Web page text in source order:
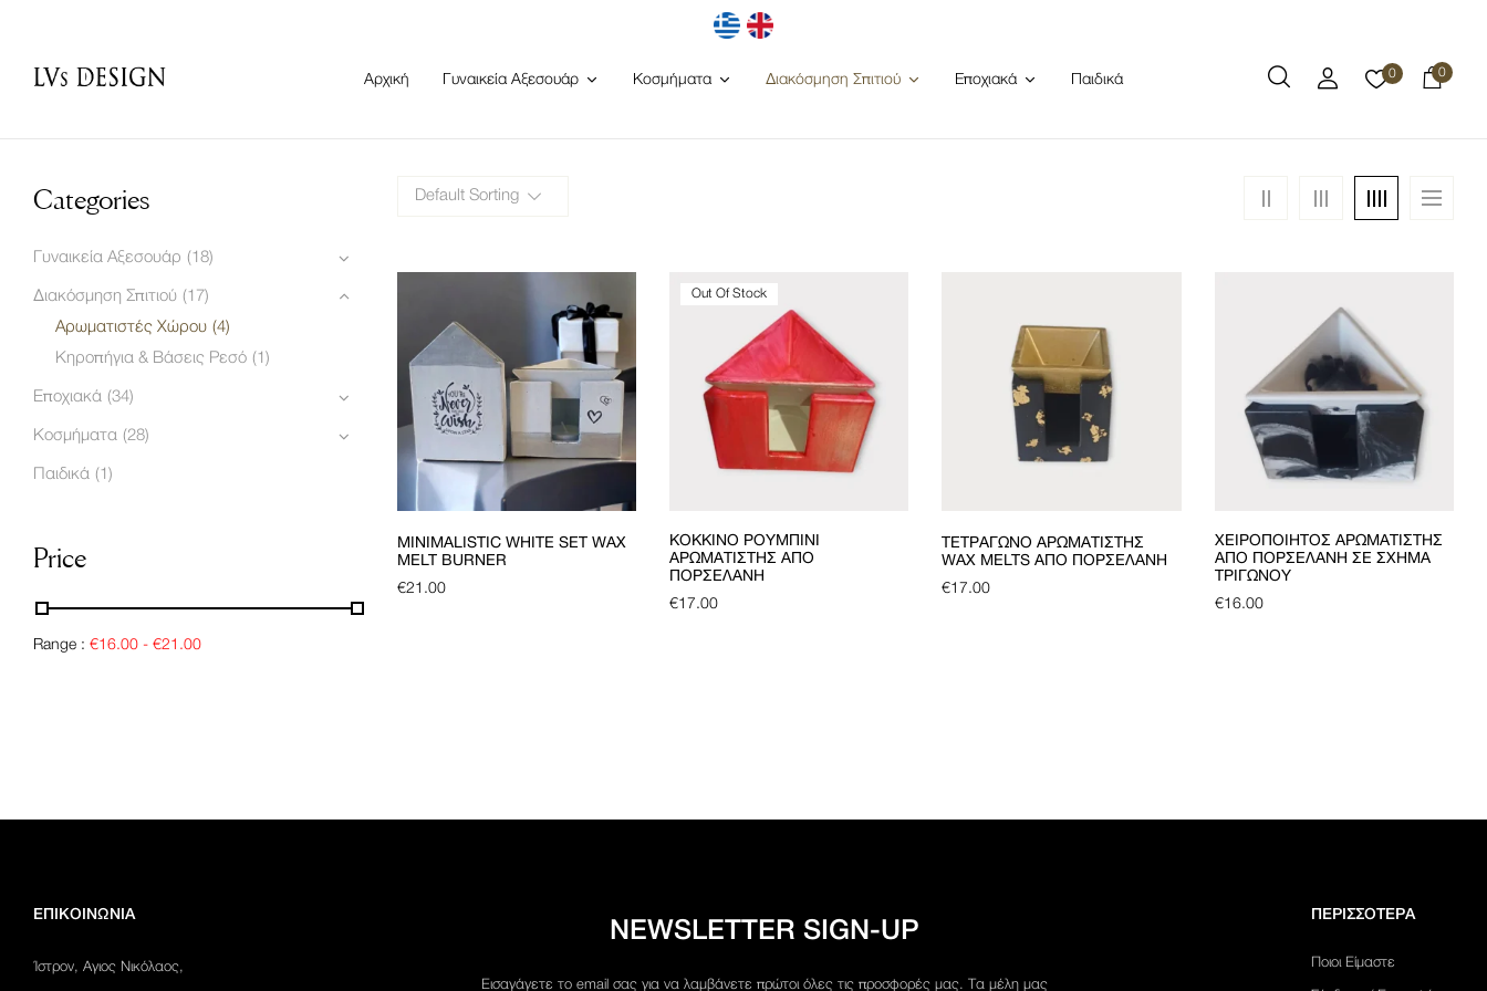
Αρχική Γυναικεία Αξεσουάρ Κοσμήματα Διακόσμηση Σπιτιού Εποχιακά Παιδικά 0 0
Categories
Γυναικεία Αξεσουάρ (18)
Διακόσμηση Σπιτιού (17)
Αρωματιστές Χώρου (4)
Κηροπήγια & Βάσεις Ρεσό (1)
Εποχιακά (34)
Κοσμήματα (28)
Παιδικά (1)
Price
Range : €16.00 - €21.00
Default Sorting
MINIMALISTIC WHITE SET WAX
MELT BURNER
€21.00
Out Of Stock
ΚΌΚΚΙΝΟ ΡΟΥΜΠΊΝΙ
ΑΡΩΜΑΤΙΣΤΉΣ ΑΠΌ
ΠΟΡΣΕΛΆΝΗ
€17.00
ΤΕΤΡΆΓΩΝΟ ΑΡΩΜΑΤΙΣΤΉΣ
WAX MELTS ΑΠΌ ΠΟΡΣΕΛΆΝΗ
€17.00
ΧΕΙΡΟΠΟΊΗΤΟΣ ΑΡΩΜΑΤΙΣΤΉΣ
ΑΠΌ ΠΟΡΣΕΛΆΝΗ ΣΕ ΣΧΉΜΑ
ΤΡΙΓΏΝΟΥ
€16.00
ΕΠΙΚΟΙΝΩΝΙΑ
Ίστρον, Αγιος Νικόλαος,
NEWSLETTER SIGN-UP
Εισαγάγετε το email σας για να λαμβάνετε πρώτοι όλες τις προσφορές μας. Τα μέλη μας
ΠΕΡΙΣΣΟΤΕΡΑ
Ποιοι Είμαστε